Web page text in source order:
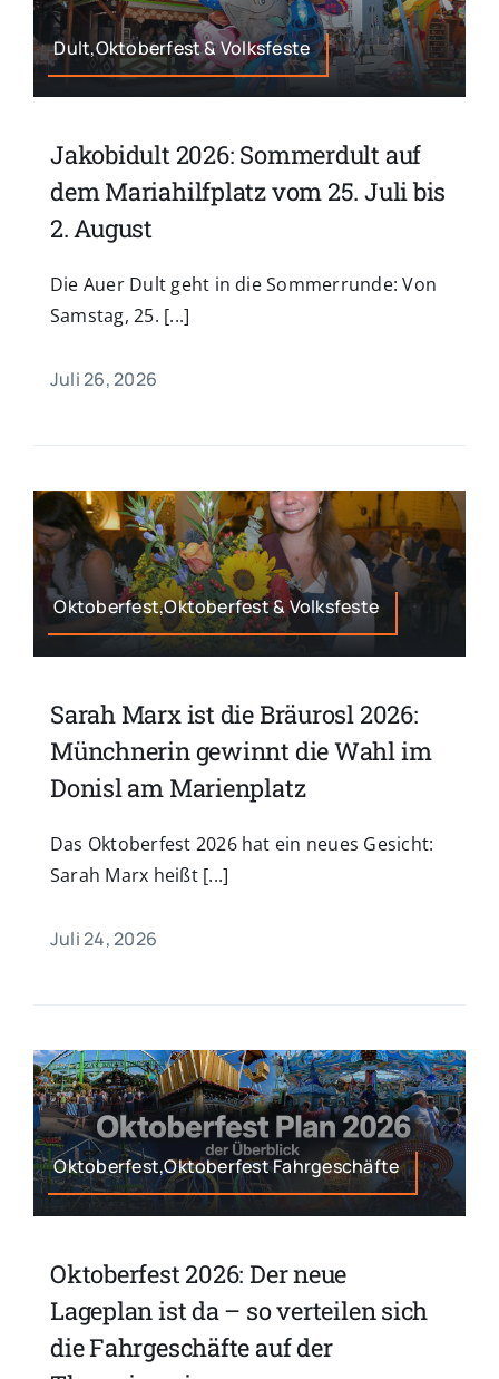
Dult,Oktoberfest & Volksfeste
Jakobidult 2026: Sommerdult auf
dem Mariahilfplatz vom 25. Juli bis
2. August
Die Auer Dult geht in die Sommerrunde: Von
Samstag, 25. [...]
Juli 26, 2026
Oktoberfest,Oktoberfest & Volksfeste
Sarah Marx ist die Bräurosl 2026:
Münchnerin gewinnt die Wahl im
Donisl am Marienplatz
Das Oktoberfest 2026 hat ein neues Gesicht:
Sarah Marx heißt [...]
Juli 24, 2026
Oktoberfest,Oktoberfest Fahrgeschäfte
Oktoberfest 2026: Der neue
Lageplan ist da – so verteilen sich
die Fahrgeschäfte auf der